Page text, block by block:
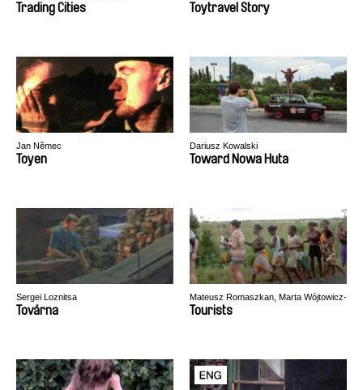
Trading Cities Toytravel Story
Jan Němec
Toyen
Dariusz Kowalski
Toward Nowa Huta
Sergei Loznitsa
Továrna
Mateusz Romaszkan, Marta Wójtowicz-
Wcisło
Tourists